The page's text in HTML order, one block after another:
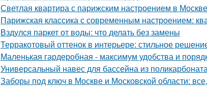
Светлая квартира с парижским настроением в
Парижская классика с современным настроением:
Вздулся паркет от воды: что делать без замены
Терракотовый оттенок в интерьере: стильное
Маленькая гардеробная - максимум удобства и
Универсальный навес для бассейна из
Заборы под ключ в Москве и Московской области: